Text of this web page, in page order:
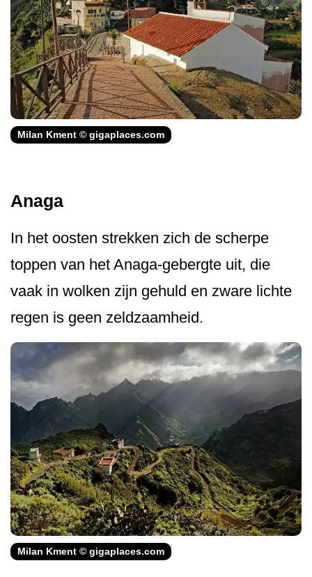
Milan Kment © gigaplaces.com
Anaga
In het oosten strekken zich de scherpe
toppen van het Anaga-gebergte uit, die
vaak in wolken zijn gehuld en zware lichte
regen is geen zeldzaamheid.
Milan Kment © gigaplaces.com